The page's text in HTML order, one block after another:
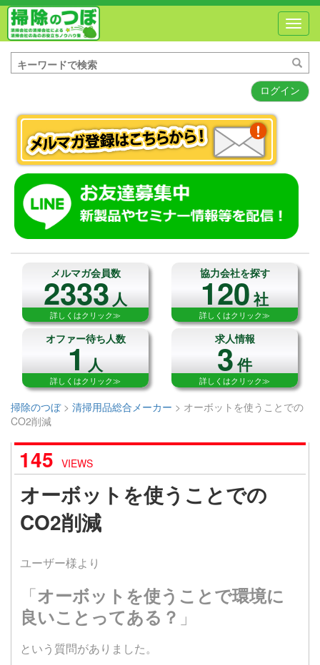
ログイン
メルマガ会員数
2333人
詳しくはクリック≫
協力会社を探す
120社
詳しくはクリック≫
オファー待ち人数
1人
詳しくはクリック≫
求人情報
3件
詳しくはクリック≫
掃除のつぼ> 清掃用品総合メーカー > オーボットを使うことでの
CO2削減
145 VIEWS
オーボットを使うことでの
CO2削減
ユーザー様より
「オーボットを使うことで環境に
良いことってある？ 」
という質問がありました。